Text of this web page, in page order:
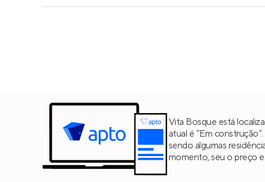
Vita Bosque está
atual é “Em
sendo algumas
momento, seu o preço